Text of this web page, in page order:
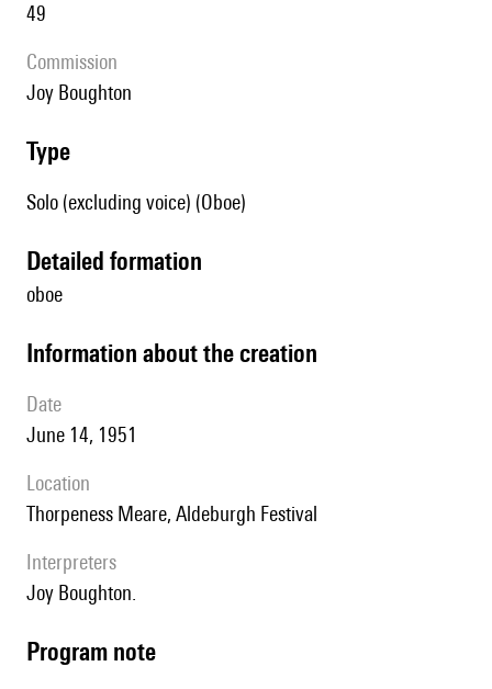
49
Commission
Joy Boughton
type
Solo (excluding voice) (Oboe)
detailed formation
oboe
information about the creation
date
June 14, 1951
location
Thorpeness Meare, Aldeburgh Festival
interpreters
Joy Boughton.
Program note